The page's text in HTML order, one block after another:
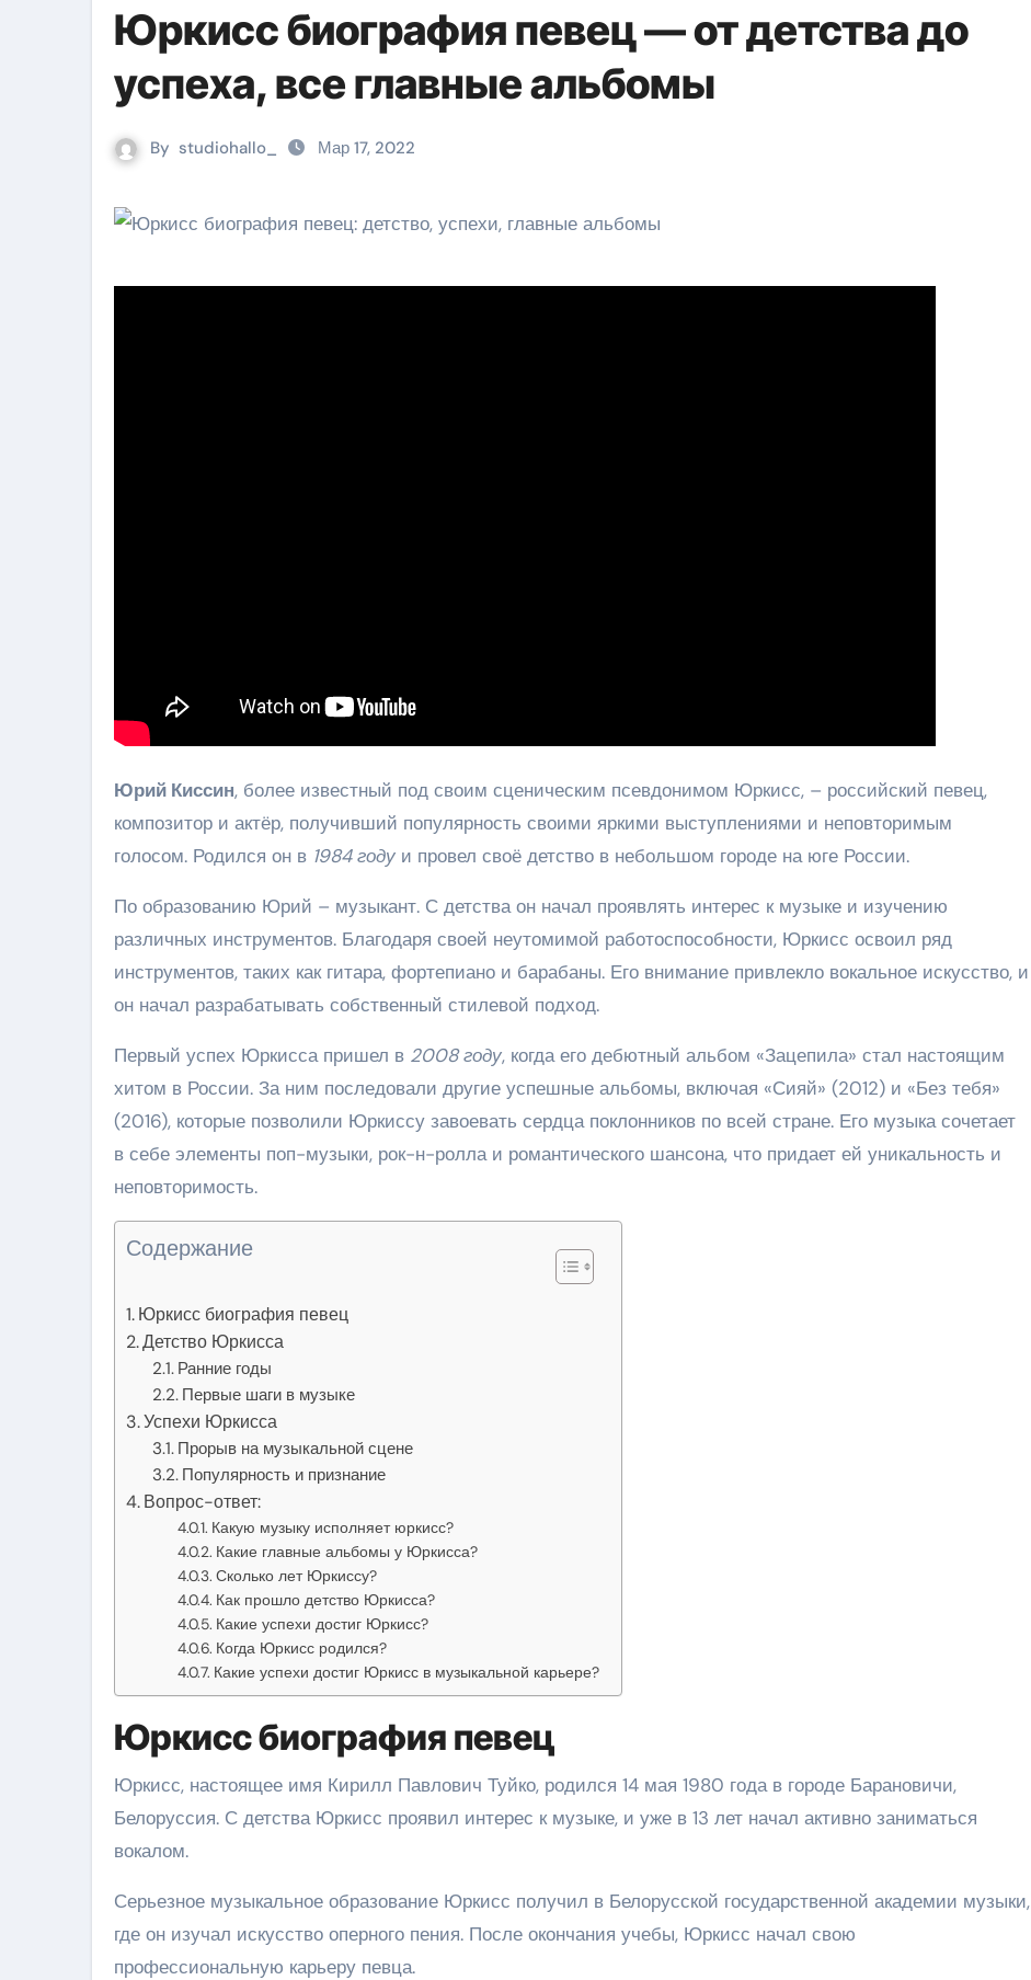
Юркисс биография певец — от детства до
успеха, все главные альбомы
By studiohallo_ Мар 17, 2022
Юрий Киссин, более известный под своим сценическим псевдонимом Юркисс, – российский певец,
композитор и актёр, получивший популярность своими яркими выступлениями и неповторимым
голосом. Родился он в 1984 году и провел своё детство в небольшом городе на юге России.
По образованию Юрий – музыкант. С детства он начал проявлять интерес к музыке и изучению
различных инструментов. Благодаря своей неутомимой работоспособности, Юркисс освоил ряд
инструментов, таких как гитара, фортепиано и барабаны. Его внимание привлекло вокальное искусство, и
он начал разрабатывать собственный стилевой подход.
Первый успех Юркисса пришел в 2008 году, когда его дебютный альбом «Зацепила» стал настоящим
хитом в России. За ним последовали другие успешные альбомы, включая «Сияй» (2012) и «Без тебя»
(2016), которые позволили Юркиссу завоевать сердца поклонников по всей стране. Его музыка сочетает
в себе элементы поп-музыки, рок-н-ролла и романтического шансона, что придает ей уникальность и
неповторимость.
Содержание
Юркисс биография певец
Детство Юркисса
Ранние годы
Первые шаги в музыке
Успехи Юркисса
Прорыв на музыкальной сцене
Популярность и признание
Вопрос-ответ:
Какую музыку исполняет юркисс?
Какие главные альбомы у Юркисса?
Сколько лет Юркиссу?
Как прошло детство Юркисса?
Какие успехи достиг Юркисс?
Когда Юркисс родился?
Какие успехи достиг Юркисс в музыкальной карьере?
Юркисс биография певец
Юркисс, настоящее имя Кирилл Павлович Туйко, родился 14 мая 1980 года в городе Барановичи,
Белоруссия. С детства Юркисс проявил интерес к музыке, и уже в 13 лет начал активно заниматься
вокалом.
Серьезное музыкальное образование Юркисс получил в Белорусской государственной академии музыки,
где он изучал искусство оперного пения. После окончания учебы, Юркисс начал свою
профессиональную карьеру певца.